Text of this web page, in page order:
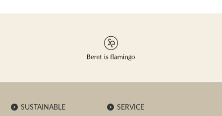
SUSTAINABLE SERVICE